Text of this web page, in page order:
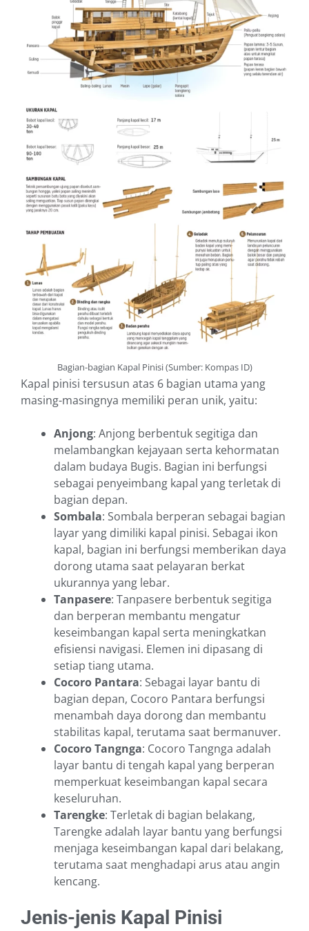
Bagian-bagian Kapal Pinisi (Sumber: Kompas ID)
Kapal pinisi tersusun atas 6 bagian utama yang
masing-masingnya memiliki peran unik, yaitu:
Anjong: Anjong berbentuk segitiga dan
melambangkan kejayaan serta kehormatan
dalam budaya Bugis. Bagian ini berfungsi
sebagai penyeimbang kapal yang terletak di
bagian depan.
Sombala: Sombala berperan sebagai bagian
layar yang dimiliki kapal pinisi. Sebagai ikon
kapal, bagian ini berfungsi memberikan daya
dorong utama saat pelayaran berkat
ukurannya yang lebar.
Tanpasere: Tanpasere berbentuk segitiga
dan berperan membantu mengatur
keseimbangan kapal serta meningkatkan
efisiensi navigasi. Elemen ini dipasang di
setiap tiang utama.
Cocoro Pantara: Sebagai layar bantu di
bagian depan, Cocoro Pantara berfungsi
menambah daya dorong dan membantu
stabilitas kapal, terutama saat bermanuver.
Cocoro Tangnga: Cocoro Tangnga adalah
layar bantu di tengah kapal yang berperan
memperkuat keseimbangan kapal secara
keseluruhan.
Tarengke: Terletak di bagian belakang,
Tarengke adalah layar bantu yang berfungsi
menjaga keseimbangan kapal dari belakang,
terutama saat menghadapi arus atau angin
kencang.
Jenis-jenis Kapal Pinisi